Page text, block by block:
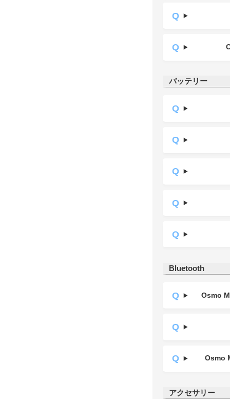
バッテリー
Bluetooth
Osmo
Osmo
アクセサリー